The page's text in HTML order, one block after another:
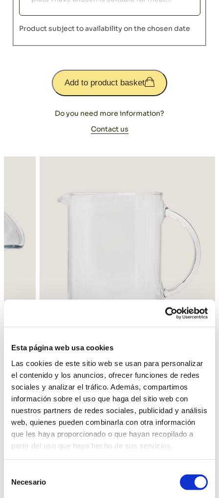
Esta página web usa cookies
Las cookies de este sitio web se usan para personalizar
el contenido y los anuncios, ofrecer funciones de redes
sociales y analizar el tráfico. Además, compartimos
información sobre el uso que haga del sitio web con
nuestros partners de redes sociales, publicidad y análisis
web, quienes pueden combinarla con otra información
que les haya proporcionado o que hayan recopilado a
partir del uso que haya hecho de sus servicios.
Necesario
Product subject to availability on the chosen date
Add to product basket
Do you need more information?
Contact us
Back Next